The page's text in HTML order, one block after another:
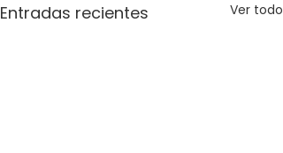
Entradas recientes Ver todo